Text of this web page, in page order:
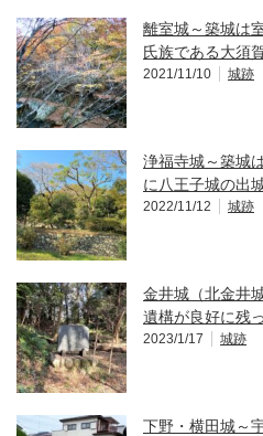
離室城～築城は
氏族である大須
2021/11/10 城跡
浄福寺城～築城
に八王子城の出
2022/11/12 城跡
金井城（北金井
遺構が良好に残
2023/1/17 城跡
下野・横田城～